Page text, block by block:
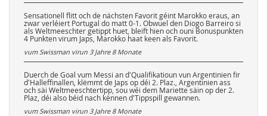
Sensationell flitt och de nächsten Favorit géint Marokko eraus, an
zwar verléiert Portugal do matt 0-1. Obwuel den Diogo Barreiro si
als Weltmeeschter getippt huet, bleift hien och ouni Bonuspunkten
4 Punkten virum Japs, Marokko haat keen als Favorit.
vum Swissman virun 3 Jahre 8 Monate
Duerch de Goal vum Messi an d'Qualifikatioun vun Argentinien fir
d'Halleffinallen, klëmmt de Japs op déi 2. Plaz., Argentinien ass
och säi Weltmeeschtertipp, sou wéi dem Mariette säin op der 2.
Plaz, déi also béid nach kënnen d'Tippspill gewannen.
vum Swissman virun 3 Jahre 8 Monate